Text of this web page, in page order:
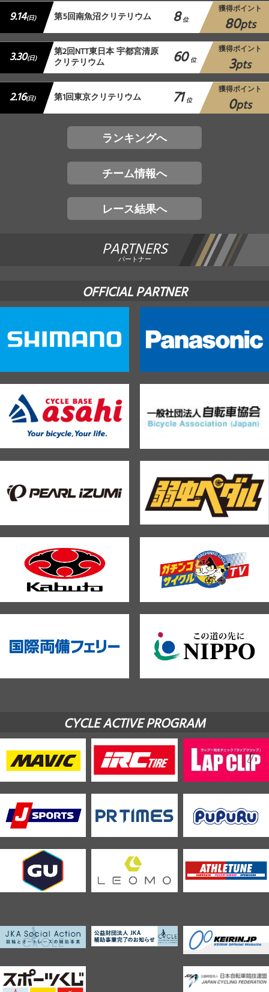
9.14(日) 第5回南魚沼クリテリウム 8 位
獲得ポイント
80pts
3.30(日) 第2回NTT東日本 宇都宮清原
クリテリウム 60 位
獲得ポイント
3pts
2.16(日) 第1回東京クリテリウム 71 位
獲得ポイント
0pts
ランキングへ
チーム情報へ
レース結果へ
PARTNERS
パートナー
OFFICIAL PARTNER
CYCLE ACTIVE PROGRAM